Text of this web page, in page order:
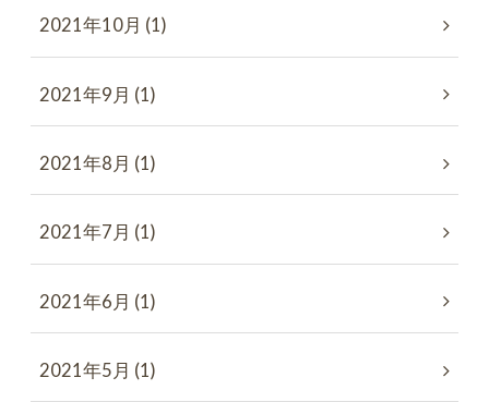
2021年10月 (1)
2021年9月 (1)
2021年8月 (1)
2021年7月 (1)
2021年6月 (1)
2021年5月 (1)